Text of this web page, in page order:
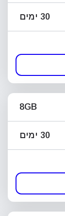
30 ימים
8GB
30 ימים